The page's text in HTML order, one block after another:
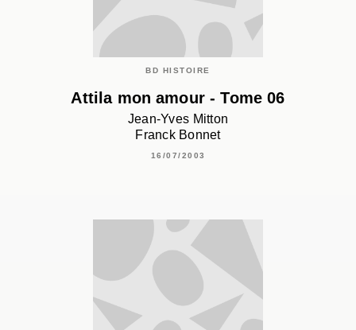
BD HISTOIRE
Attila mon amour - Tome 06
Jean-Yves Mitton
Franck Bonnet
16/07/2003